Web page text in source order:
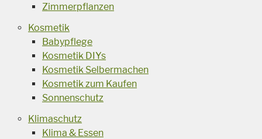
Zimmerpflanzen
Kosmetik
Babypflege
Kosmetik DIYs
Kosmetik Selbermachen
Kosmetik zum Kaufen
Sonnenschutz
Klimaschutz
Klima & Essen